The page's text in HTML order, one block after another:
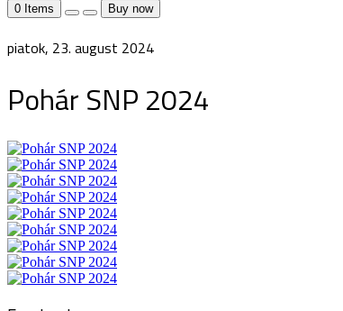
0 Items Buy now
piatok, 23. august 2024
Pohár SNP 2024